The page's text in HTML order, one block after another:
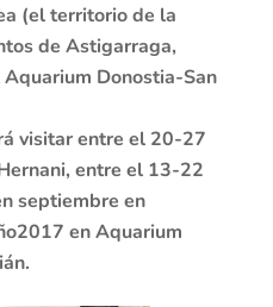
(el territorio de la
de Astigarraga,
Donostia-San
visitar entre el 20-27
entre el 13-22
septiembre en
en Aquarium